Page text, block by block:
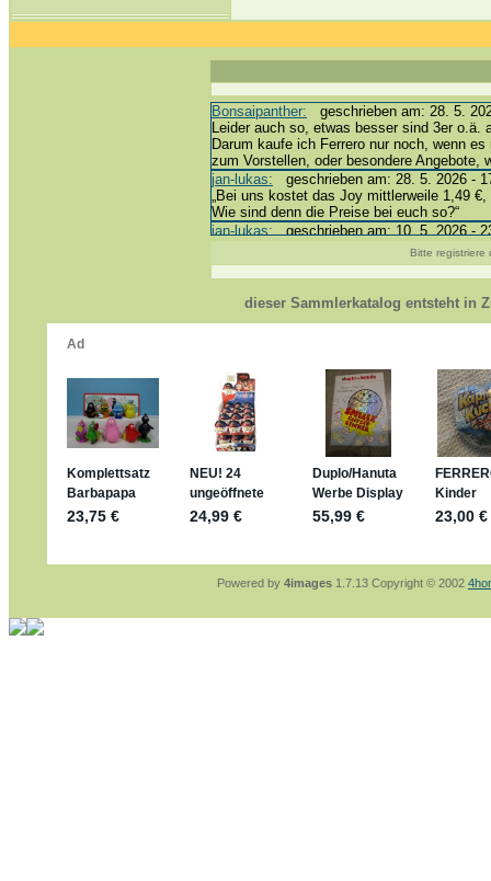
Bonsaipanther: geschrieben am: 28. 5.
Leider auch so, etwas besser sind 3er o.ä.
Darum kaufe ich Ferrero nur noch, wenn
zum Vorstellen, oder besondere Angebote,
jan-lukas: geschrieben am: 28. 5. 2026 -
„Bei uns kostet das Joy mittlerweile 1,49
Wie sind denn die Preise bei euch so?“
jan-lukas:geschrieben am: 10. 5. 2026 -
Bonsaipanther:geschrieben am: 10. 5.
@ Harald
https://www.ue-ei-portal-
Dein Enkel sollte zur Strafe die nächsten
Für die Figuren VC307, 310, 318 und 326
mein Enkel hat die leider weggeworfen
jan-lukas:
geschrieben am: 29. 4. 2026 -
https://www.ferrero-
sammelspass.de/einladung/
jan-lukas:
geschrieben am: 28. 4. 2026 -
stimmt, jetzt fällt es mir auch ein
*Bussi*
geschrieben am: 28. 4.
So habe ich das in Erinnerung ... oder?
jan-lukas:geschrieben am: 28. 4. 2026 -
Bitte registriere
dieser Sammlerkatalog entsteht in
Powered by 4images 1.7.13 Copyright © 2002